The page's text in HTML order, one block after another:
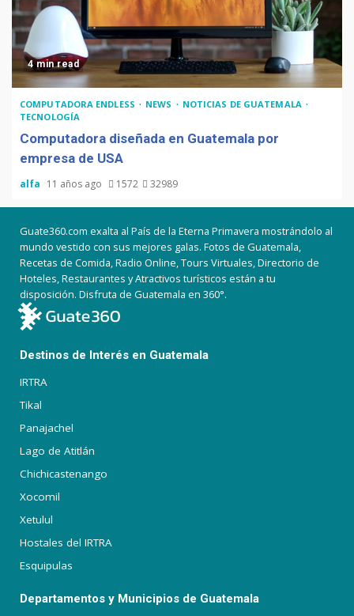
4 min read
COMPUTADORA ENDLESS NEWS
NOTICIAS DE GUATEMALA
TECNOLOGÍA
Computadora diseñada en Guatemala por
empresa de USA
alfa 11 años ago 1572 32989
Guate360.com exalta al País de la Eterna Primavera mostrándolo al
mundo vestido con sus mejores galas. Fotos de Guatemala,
Recetas de Comida, Radio Online, Tours Virtuales, Directorio de
Hoteles, Restaurantes y Atractivos turísticos están a tu
disposición. Disfruta de Guatemala en 360°.
Destinos de Interés en Guatemala
IRTRA
Tikal
Panajachel
Lago de Atitlán
Chichicastenango
Xocomil
Xetulul
Hostales del IRTRA
Esquipulas
Departamentos y Municipios de Guatemala